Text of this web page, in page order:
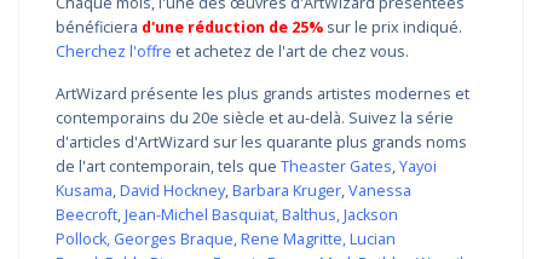
bénéficiera d'une réduction de 25% sur le prix indiqué.
Cherchez l'offre et achetez de l'art de chez vous.
ArtWizard présente les plus grands artistes modernes et
contemporains du 20e siècle et au-delà. Suivez la série
d'articles d'ArtWizard sur les quarante plus grands noms
de l'art contemporain, tels que Theaster Gates,Yayoi
Kusama,David Hockney,Barbara Kruger,Vanessa
Beecroft,Jean-Michel Basquiat,Balthus,Jackson
Pollock, Georges Braque,Rene Magritte,Lucian